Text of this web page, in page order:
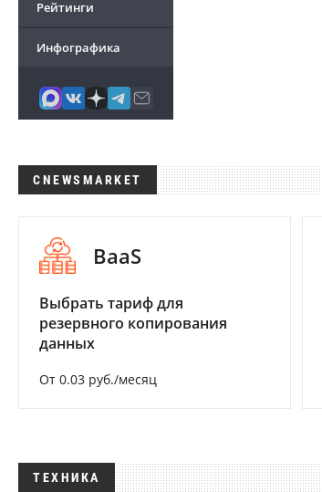
Рейтинги
Инфографика
CNEWSMARKET
BaaS
Выбрать тариф для
резервного копирования
данных
От 0.03 руб./месяц
ТЕХНИКА